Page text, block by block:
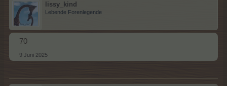
lissy_kind
Lebende Forenlegende
70
9 Juni 2025